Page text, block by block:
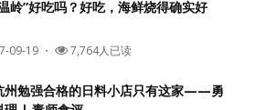
态
岭”好吃吗？好吃，海鲜烧得确实好
09-19 ・ 7,764人已读
州勉强合格的日料小店只有这家——勇